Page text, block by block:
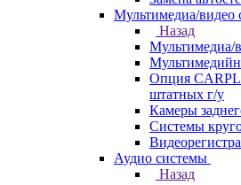
Мультимедиа/видео
Назад
Мультимедиа/
Опция
штатных г/у
Камеры
Системы
Аудио системы
Назад